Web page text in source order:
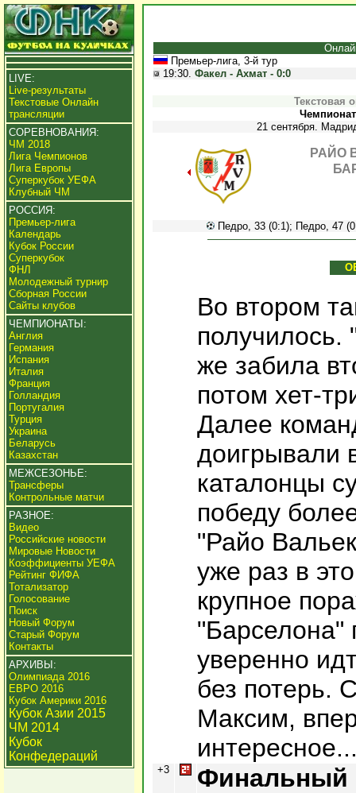
LIVE:
Live-результаты
Текстовые Онлайн
трансляции
СОРЕВНОВАНИЯ:
ЧМ 2018
Лига Чемпионов
Лига Европы
Суперкубок УЕФА
Клубный ЧМ
РОССИЯ:
Премьер-лига
Календарь
Кубок России
Суперкубок
ФНЛ
Молодежный турнир
Сборная России
Сайты клубов
ЧЕМПИОНАТЫ:
Англия
Германия
Испания
Италия
Франция
Голландия
Португалия
Турция
Украина
Беларусь
Казахстан
МЕЖСЕЗОНЬЕ:
Трансферы
Контрольные матчи
РАЗНОЕ:
Видео
Российские новости
Мировые Новости
Коэффициенты УЕФА
Рейтинг ФИФА
Тотализатор
Голосование
Поиск
Новый Форум
Старый Форум
Контакты
АРХИВЫ:
Олимпиада 2016
ЕВРО 2016
Кубок Америки 2016
Кубок Азии 2015
ЧМ 2014
Кубок
Конфедераций
Премьер-лига, 3-й тур
19:30. Факел - Ахмат - 0:0
Текстовая
21 сентября.
РАЙО
Педро, 33 (0:1); Педро, 47
Во втором
получилось.
же забила
потом хет-
Далее
доигрывали
каталонцы
победу
"Райо
уже раз в
крупное
"Барселона"
уверенно
без потерь.
Максим,
+3 Финальный